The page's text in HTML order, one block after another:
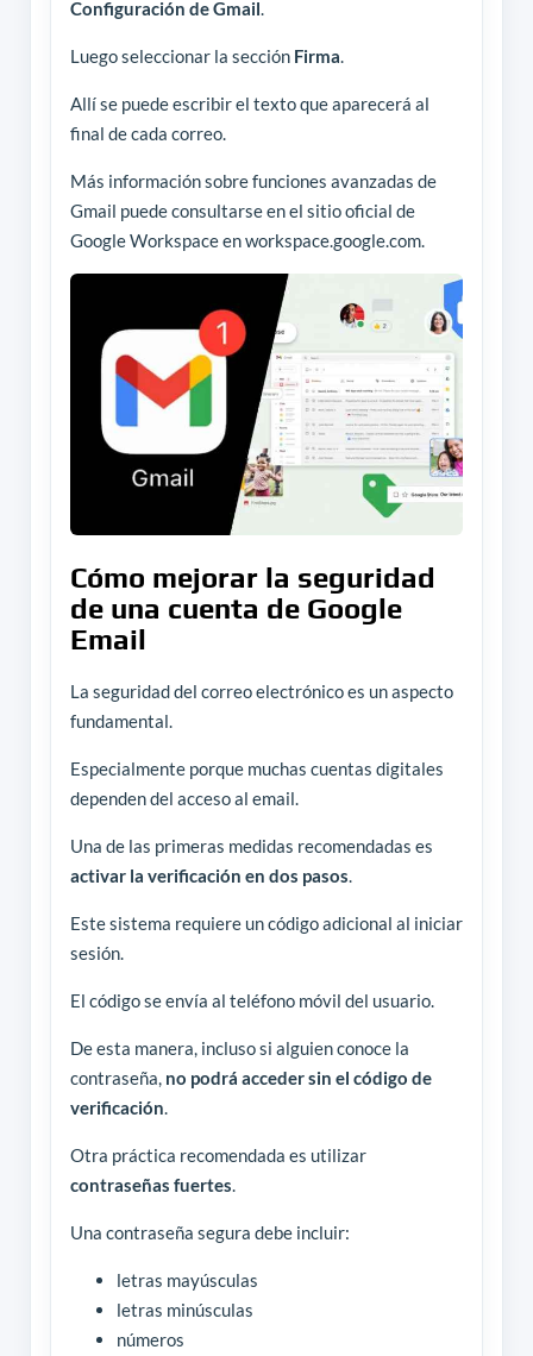
Configuración de Gmail.
Luego seleccionar la sección Firma.
Allí se puede escribir el texto que aparecerá al
final de cada correo.
Más información sobre funciones avanzadas de
Gmail puede consultarse en el sitio oficial de
Google Workspace en workspace.google.com.
Cómo mejorar la seguridad
de una cuenta de Google
Email
La seguridad del correo electrónico es un aspecto
fundamental.
Especialmente porque muchas cuentas digitales
dependen del acceso al email.
Una de las primeras medidas recomendadas es
activar la verificación en dos pasos.
Este sistema requiere un código adicional al iniciar
sesión.
El código se envía al teléfono móvil del usuario.
De esta manera, incluso si alguien conoce la
contraseña, no podrá acceder sin el código de
verificación.
Otra práctica recomendada es utilizar
contraseñas fuertes.
Una contraseña segura debe incluir:
letras mayúsculas
letras minúsculas
números